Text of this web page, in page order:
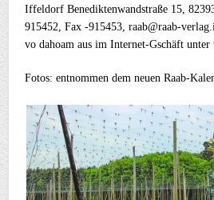
Iffeldorf Benediktenwandstraße 15,
915452, Fax -915453, raab@raab-
vo dahoam aus im Internet-Gschäft
Fotos: entnommen dem neuen Raab-